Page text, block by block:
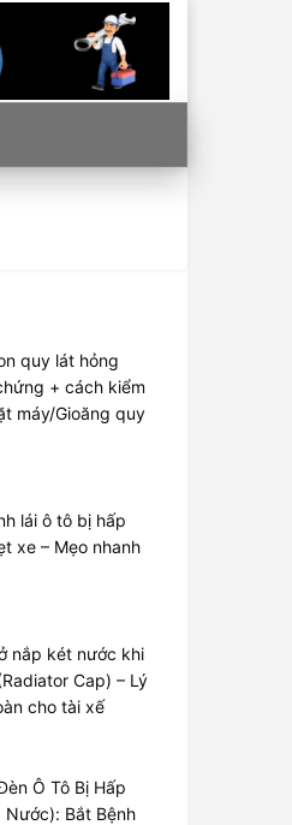
quy lát hỏng
+ cách kiểm
máy/Gioăng quy
lái ô tô bị hấp
xe – Mẹo nhanh
nắp két nước khi
Cap) – Lý
cho tài xế
Ô Tô Bị Hấp
Bắt Bệnh